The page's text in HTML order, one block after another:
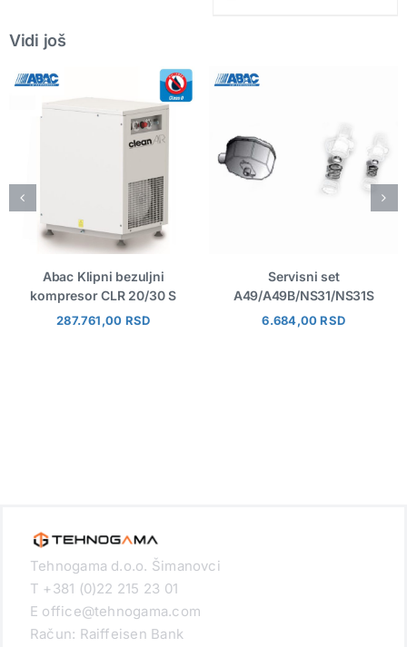
Vidi još
Abac Klipni bezuljni
kompresor CLR 20/30 S
287.761,00 RSD
Servisni set
A49/A49B/NS31/NS31S
6.684,00RSD
Tehnogama d.o.o. Šimanovci
T +381 (0)22 215 23 01
E office@tehnogama.com
Račun: Raiffeisen Bank